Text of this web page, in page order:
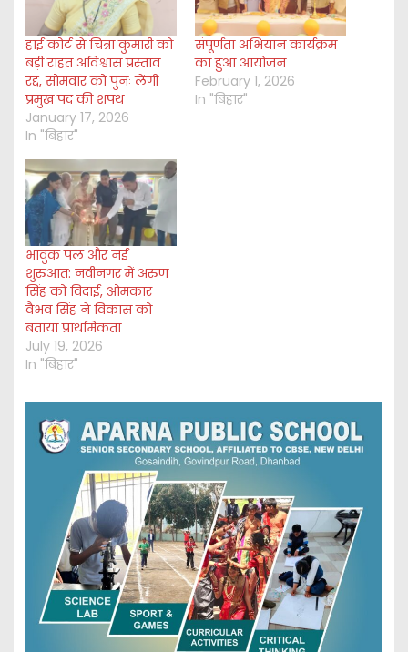
हाई कोर्ट से चित्रा कुमारी को
बड़ी राहत अविश्वास प्रस्ताव
रद्द, सोमवार को पुनः लेंगी
प्रमुख पद की शपथ
January 17, 2026
In "बिहार"
संपूर्णता अभियान कार्यक्रम
का हुआ आयोजन
February 1, 2026
In "बिहार"
भावुक पल और नई
शुरुआत: नवीनगर में अरुण
सिंह को विदाई, ओमकार
वैभव सिंह ने विकास को
बताया प्राथमिकता
July 19, 2026
In "बिहार"